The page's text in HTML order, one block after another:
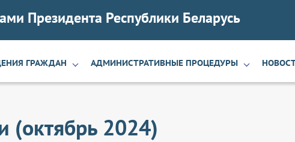
Президента Республики Беларусь
ГРАЖДАН АДМИНИСТРАТИВНЫЕ ПРОЦЕДУРЫ
(октябрь 2024)